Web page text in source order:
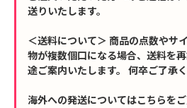
送りいたします。
＜送料について＞ 商品の点数やサ
物が複数個口になる場合、送料を
途ご案内いたします。 何卒ご了承く
海外への発送についてはこちらを